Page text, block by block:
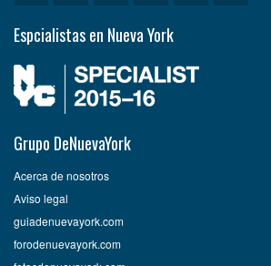
Espcialistas en Nueva York
Grupo DeNuevaYork
Acerca de nosotros
Aviso legal
guiadenuevayork.com
forodenuevayork.com